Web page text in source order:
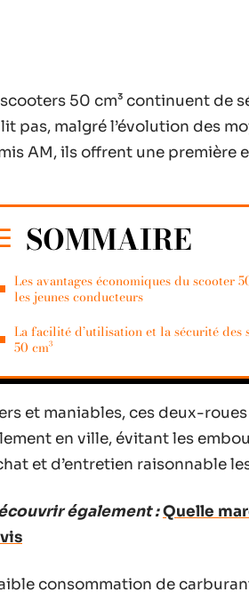
scooters 50 cm³ continuent de
pas, malgré l’évolution des
AM, ils offrent une première
SOMMAIRE
Les avantages économiques du scooter
les jeunes conducteurs
La facilité d’utilisation et la sécurité des
50 cm³
et maniables, ces deux-
en ville, évitant les
et d’entretien raisonnable
également :Quelle
consommation de